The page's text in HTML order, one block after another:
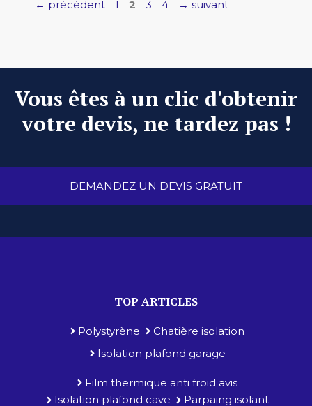
← précédent Page
1 Page
2 Page
3 Page
4 → suivant
Vous êtes à un clic d'obtenir
votre devis, ne tardez pas !
DEMANDEZ UN DEVIS GRATUIT
TOP ARTICLES
Polystyrène
Chatière isolation
Isolation plafond garage
Film thermique anti froid avis
Isolation plafond cave
Parpaing isolant